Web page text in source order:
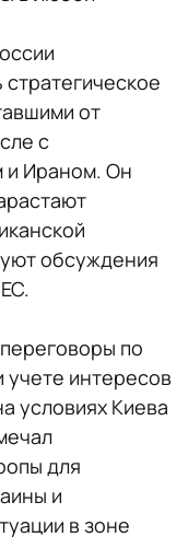
от
с
и Ираном. Он
обсуждения
по
интересов
условиях Киева
для
и
в зоне